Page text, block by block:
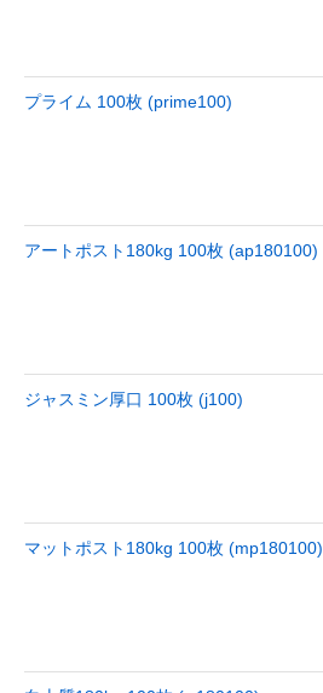
プライム 100枚 (prime100)
アートポスト180kg 100枚 (ap180100)
ジャスミン厚口 100枚 (j100)
マットポスト180kg 100枚 (mp180100)